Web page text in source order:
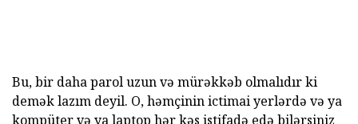
Bu, bir daha parol uzun və mürəkkəb olmalıdır ki
demək lazım deyil. O, həmçinin ictimai yerlərdə və ya
kompüter və ya laptop hər kəs istifadə edə bilərsiniz